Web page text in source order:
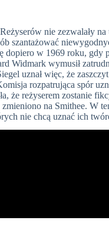
nie zezwalały
szantażować
dopiero w 1969 roku, gdy
Widmark wymusił
uznał więc, że
rozpatrująca spór
że reżyserem zostanie
na Smithee. W
nie chcą uznać ich